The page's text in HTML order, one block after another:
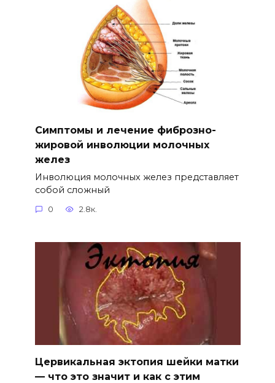
Симптомы и лечение фиброзно-
жировой инволюции молочных
желез
Инволюция молочных желез представляет
собой сложный
0 2.8к.
Цервикальная эктопия шейки матки
— что это значит и как с этим